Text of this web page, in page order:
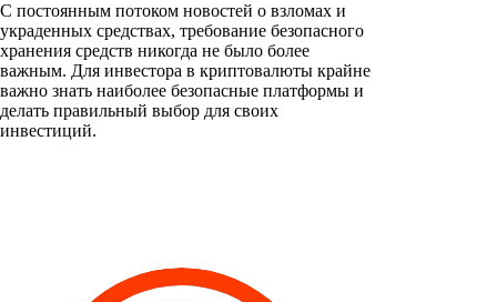
С постоянным потоком новостей о взломах и
украденных средствах, требование безопасного
хранения средств никогда не было более
важным. Для инвестора в криптовалюты крайне
важно знать наиболее безопасные платформы и
делать правильный выбор для своих
инвестиций.